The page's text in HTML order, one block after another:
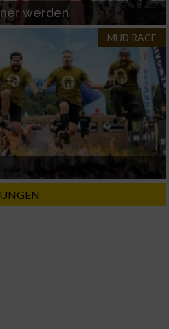
werden
MUD RACE
Auswahl
Auswahl
Inhalten
Statistiken
aus
zur Auswahl